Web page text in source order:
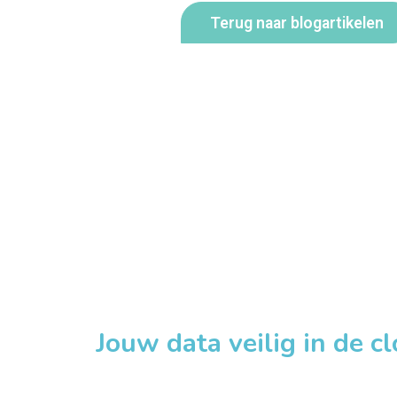
Terug naar blogartikelen
Jouw data veilig in de